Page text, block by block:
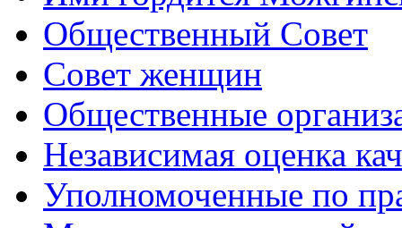
Общественный Совет
Совет женщин
Общественные
Независимая оценка
Уполномоченные по